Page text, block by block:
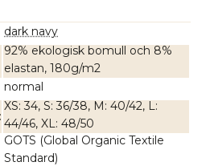
dark navy
92% ekologisk bomull och 8%
elastan, 180g/m2
normal
XS: 34, S: 36/38, M: 40/42, L:
44/46, XL: 48/50
GOTS (Global Organic Textile
Standard)